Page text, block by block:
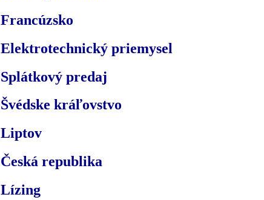
Francúzsko
Elektrotechnický priemysel
Splátkový predaj
Švédske kráľovstvo
Liptov
Česká republika
Lízing